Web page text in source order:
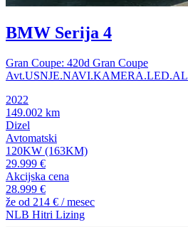
BMW Serija 4
Gran Coupe: 420d Gran Coupe
Avt.USNJE.NAVI.KAMERA.LED.AL
2022
149.002 km
Dizel
Avtomatski
120KW (163KM)
29.999 €
Akcijska cena
28.999 €
že od 214 € / mesec
NLB Hitri Lizing